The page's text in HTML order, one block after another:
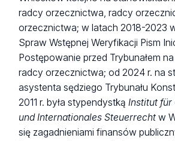
radcy orzecznictwa, radcy
orzecznictwa; w latach 2018-2023
Spraw Wstępnej Weryfikacji Pism
Postępowanie przed Trybunałem
radcy orzecznictwa; od 2024 r. na
asystenta sędziego Trybunału
2011 r. była stypendystkąInstitut für
und Internationales Steuerrechtw
się zagadnieniami finansów